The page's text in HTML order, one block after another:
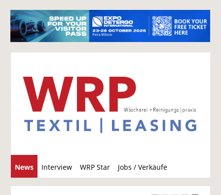
News Interview WRP Star Jobs / Verkäufe
u
c